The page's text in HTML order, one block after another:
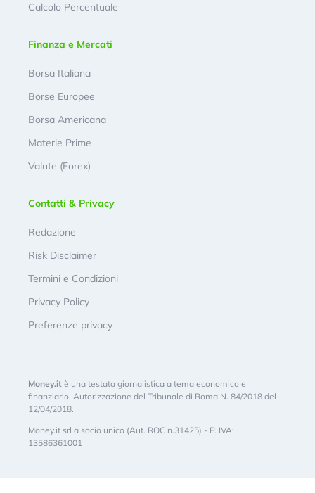
Calcolo Percentuale
Finanza e Mercati
Borsa Italiana
Borse Europee
Borsa Americana
Materie Prime
Valute (Forex)
Contatti & Privacy
Redazione
Risk Disclaimer
Termini e Condizioni
Privacy Policy
Preferenze privacy
Money.it è una testata giornalistica a tema economico e
finanziario. Autorizzazione del Tribunale di Roma N. 84/2018 del
12/04/2018.
Money.it srl a socio unico (Aut. ROC n.31425) - P. IVA:
13586361001